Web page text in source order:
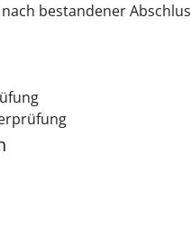
bestandener